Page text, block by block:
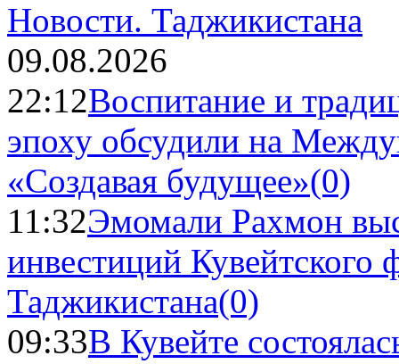
Новости. Таджикистана
09.08.2026
22:12Воспитание и
эпоху обсудили на
«Создавая будущее»(0)
11:32Эмомали Рахмон
инвестиций Кувейтского
Таджикистана(0)
09:33В Кувейте